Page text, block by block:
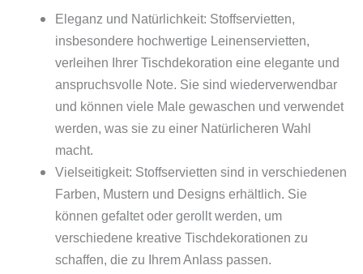
Eleganz und Natürlichkeit: Stoffservietten,
insbesondere hochwertige Leinenservietten,
verleihen Ihrer Tischdekoration eine elegante und
anspruchsvolle Note. Sie sind wiederverwendbar
und können viele Male gewaschen und verwendet
werden, was sie zu einer Natürlicheren Wahl
macht.
Vielseitigkeit: Stoffservietten sind in verschiedenen
Farben, Mustern und Designs erhältlich. Sie
können gefaltet oder gerollt werden, um
verschiedene kreative Tischdekorationen zu
schaffen, die zu Ihrem Anlass passen.